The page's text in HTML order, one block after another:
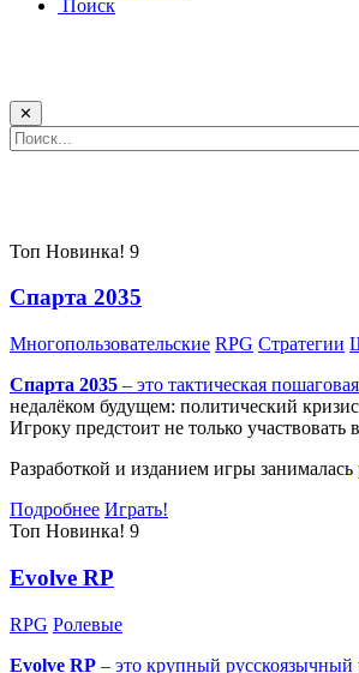
Поиск
✕
Топ Новинка! 9
Спарта 2035
Многопользовательские RPG Стратегии
Спарта 2035 – это тактическая
недалёком будущем: политический
Игроку предстоит не только
Разработкой и изданием игры занималась
Подробнее Играть!
Топ Новинка! 9
Evolve RP
RPG Ролевые
Evolve RP – это крупный русскоязычный